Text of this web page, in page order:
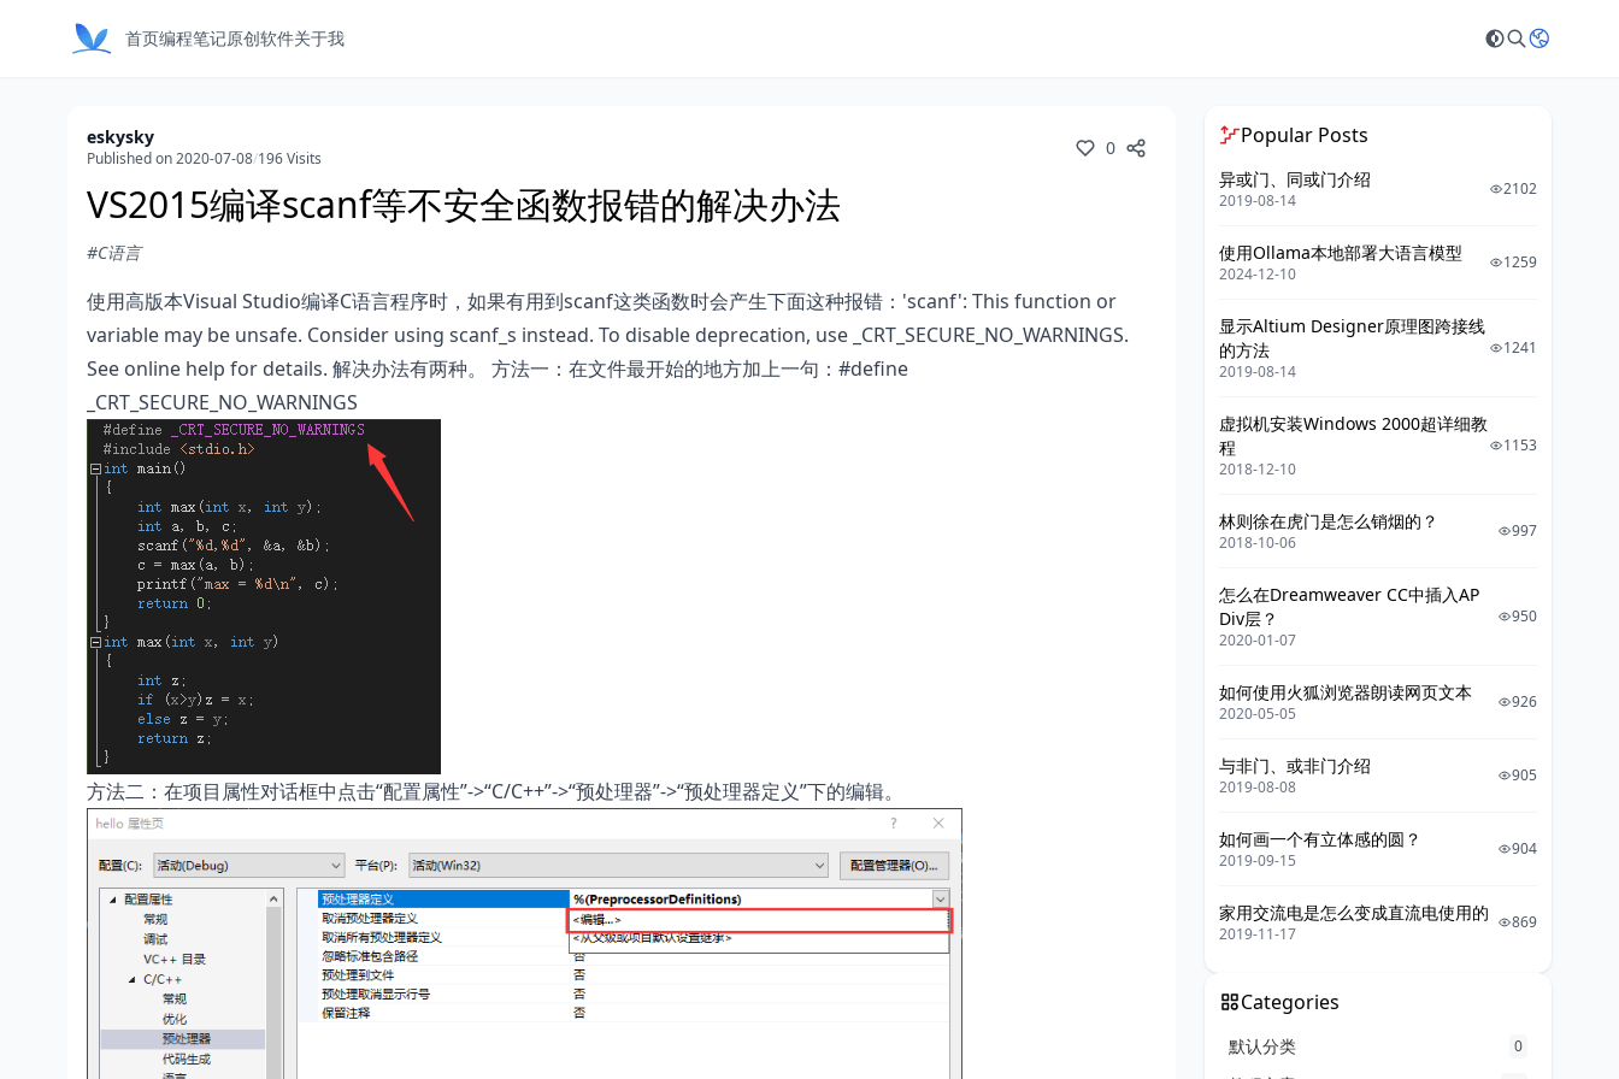
首页编程笔记原创软件关于我
eskysky
Published on 2020-07-08/196 Visits 0
VS2015编译scanf等不安全函数报错的解决办法
#C语言
使用高版本Visual Studio编译C语言程序时，如果有用到scanf这类函数时会产生下面这种报错：'scanf': This function or
variable may be unsafe. Consider using scanf_s instead. To disable deprecation, use _CRT_SECURE_NO_WARNINGS.
See online help for details. 解决办法有两种。 方法一：在文件最开始的地方加上一句：#define
_CRT_SECURE_NO_WARNINGS
方法二：在项目属性对话框中点击“配置属性”->“C/C++”->“预处理器”->“预处理器定义”下的编辑。
Popular Posts
异或门、同或门介绍
2019-08-14
2102
使用Ollama本地部署大语言模型
2024-12-10
1259
显示Altium Designer原理图跨接线
的方法
2019-08-14
1241
虚拟机安装Windows 2000超详细教
程
2018-12-10
1153
林则徐在虎门是怎么销烟的？
2018-10-06
997
怎么在Dreamweaver CC中插入AP
Div层？
2020-01-07
950
如何使用火狐浏览器朗读网页文本
2020-05-05
926
与非门、或非门介绍
2019-08-08
905
如何画一个有立体感的圆？
2019-09-15
904
家用交流电是怎么变成直流电使用的
2019-11-17
869
Categories
默认分类 0